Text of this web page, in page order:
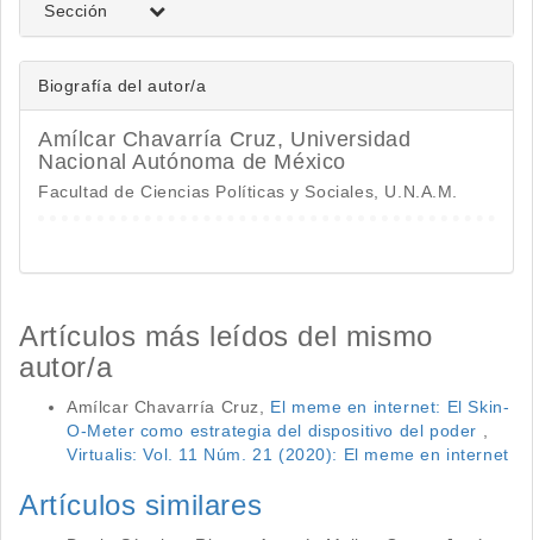
Sección
Biografía del autor/a
Amílcar Chavarría Cruz, Universidad
Nacional Autónoma de México
Facultad de Ciencias Políticas y Sociales, U.N.A.M.
Artículos más leídos del mismo
autor/a
Amílcar Chavarría Cruz, El meme en internet: El Skin-
O-Meter como estrategia del dispositivo del poder ,
Virtualis: Vol. 11 Núm. 21 (2020): El meme en internet
Artículos similares